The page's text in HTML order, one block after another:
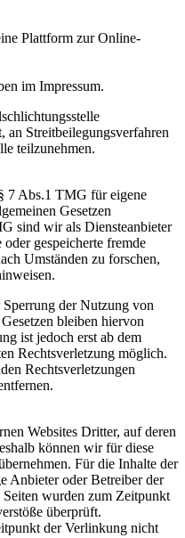
Plattform zur Online-
im Impressum.
Streitbeilegungsverfahren
teilzunehmen.
7 Abs.1 TMG für eigene
Gesetzen
sind wir als Diensteanbieter
gespeicherte fremde
Umständen zu forschen,
der Nutzung von
bleiben hiervon
ist jedoch erst ab dem
Rechtsverletzung möglich.
Rechtsverletzungen
Websites Dritter, auf deren
können wir für diese
Für die Inhalte der
Anbieter oder Betreiber der
wurden zum Zeitpunkt
überprüft.
der Verlinkung nicht